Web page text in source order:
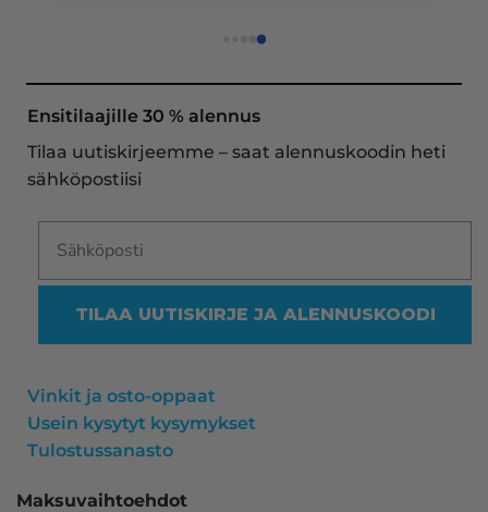
asiakaspalvelu todella ripeää (s-postin kautta) ja
oli noudettavissa postin lokerosta tänään!! En
näe mitään syytä vaihtaa toimittajaa. Kaikki on
ollut mitään moitittavaa! Lämmin suositus!
Ensitilaajille 30 % alennus
Tilaa uutiskirjeemme – saat alennuskoodin heti
sähköpostiisi
TILAA UUTISKIRJE JA ALENNUSKOODI
Vinkit ja osto-oppaat
Usein kysytyt kysymykset
Tulostussanasto
Maksuvaihtoehdot